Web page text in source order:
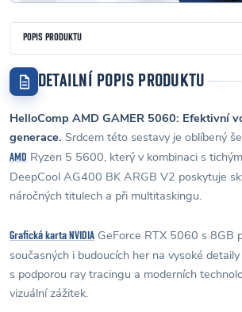
POPIS PRODUKTU
DETAILNÍ POPIS PRODUKTU
HelloComp AMD GAMER 5060: Efektivní
generace. Srdcem této sestavy je oblíbený
AMD Ryzen 5 5600, který v kombinaci s
DeepCool AG400 BK ARGB V2 poskytuje
náročných titulech a při multitaskingu.
Grafická karta NVIDIA GeForce RTX 5060 s 8GB
současných i budoucích her na vysoké
s podporou ray tracingu a moderních
vizuální zážitek.